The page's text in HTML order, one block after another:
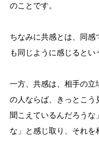
のことです。
ちなみに共感とは、同
も同じように感じるとい
一方、共感は、相手の立
の人ならば、きっとこう
聞こえているんだろうな
な」と感じ取り、それを